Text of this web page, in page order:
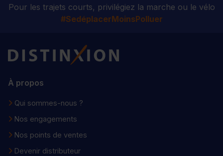
Pour les trajets courts, privilégiez la marche ou le vélo
#SedéplacerMoinsPolluer
Distinxion
À propos
Qui sommes-nous ?
Nos engagements
Nos points de ventes
Devenir distributeur